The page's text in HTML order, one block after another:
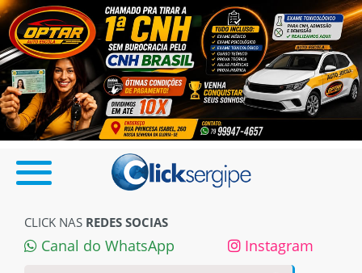
CLICK NAS REDES SOCIAS
Canal do WhatsApp Instagram